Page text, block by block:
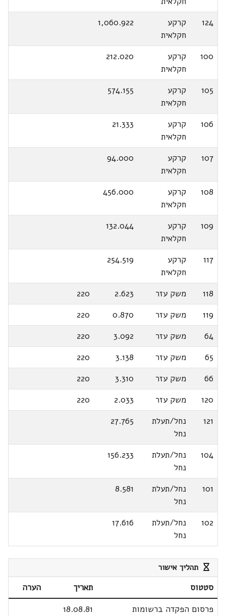
124
קרקע
חקלאית
1,060.922
100
קרקע
חקלאית
212.020
105
קרקע
חקלאית
574.155
106
קרקע
חקלאית
21.333
107
קרקע
חקלאית
94.000
108
קרקע
חקלאית
456.000
109
קרקע
חקלאית
132.044
117
קרקע
חקלאית
254.519
118 משק עזר 2.623
220
119
משק עזר 0.870
220
64
משק עזר 3.092
220
65
משק עזר 3.138
220
66
משק עזר 3.310
220
120
משק עזר 2.033
220
121
נחל/תעלת
נחל
27.765
104
נחל/תעלת
נחל
156.233
101
נחל/תעלת
נחל
8.581
102
נחל/תעלת
נחל
17.616
תהליך אישור
סטטוס תאריך
הערה
פרסום הפקדה ברשומות
18.08.81